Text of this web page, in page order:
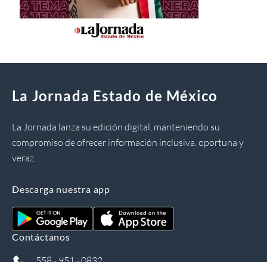
La Jornada Estado de México
La Jornada lanza su edición digital, manteniendo su
compromiso de ofrecer información inclusiva, oportuna y
veraz.
Descarga nuestra app
Contáctanos